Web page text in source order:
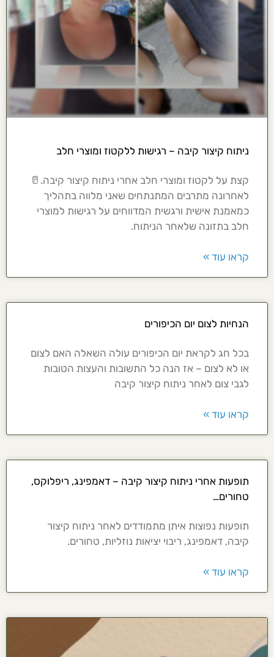
ניתוח קיצור קיבה – רגישות ללקטוז ומוצרי חלב
קצת על לקטוז ומוצרי חלב אחרי ניתוח קיצור קיבה.🥛
לאחרונה מתרבים המתנתחים שאני מלווה בתהליך
כמאמנת אישית ורגשית המדווחים על רגישות למוצרי
חלב בתזונה שלאחר הניתוח.
קראו עוד »
הנחיות לצום יום הכיפורים
בכל חג לקראת יום הכיפורים עולה השאלה האם לצום
או לא לצום – אז הנה כל התשובות והעצות הטובות
לגבי צום לאחר ניתוח קיצור קיבה
קראו עוד »
תופעות אחרי ניתוח קיצור קיבה – דאמפינג, ריפלוקס,
טחורים…
תופעות נפוצות איתן מתמודדים לאחר ניתוח קיצור
קיבה, דאמפינג, ריבוי יציאות נוזליות, טחורים.
קראו עוד »